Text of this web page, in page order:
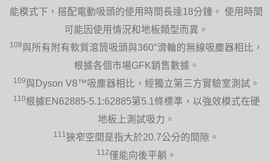
能模式下，搭配電動吸頭的使用時間長達18分鐘。 使用時間
可能因使用情況和地板類型而異。
108與所有附有軟質滾筒吸頭與360°滑輪的無線吸塵器相比，
根據各個市場GFK銷售數據。
109與Dyson V8™吸塵器相比，經獨立第三方實驗室測試。
110根據EN62885-5.1:62885第5.1條標準，以強效模式在硬
地板上測試吸力。
111 狹窄空間是指大於20.7公分的間隙。
112僅能向後平躺。